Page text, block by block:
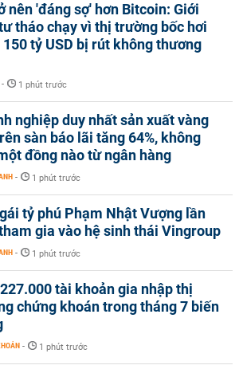
nên 'đáng sợ' hơn Bitcoin: Giới
tháo chạy vì thị trường bốc hơi
150 tỷ USD bị rút không thương
- 1 phút trước
nghiệp duy nhất sản xuất vàng
sàn báo lãi tăng 64%, không
đồng nào từ ngân hàng
- 1 phút trước
tỷ phú Phạm Nhật Vượng lần
gia vào hệ sinh thái Vingroup
- 1 phút trước
tài khoản gia nhập thị
chứng khoán trong tháng 7 biến
- 1 phút trước